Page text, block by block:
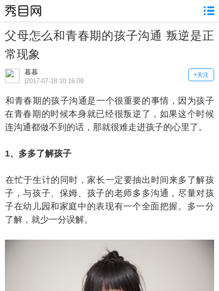
父母怎么和青春期的孩子沟通 叛逆是正
常现象
暮暮 +关注
|2017-07-18 10:16:09
春期的孩子沟通是一个很重要的事情，因为孩子
在青春期的时候本身就已经很叛逆了，如果这个时候
连沟通都做不到的话，那就很难走进孩子的心里了。
多多了解孩子
于生计的同时，家长一定要抽出时间来多了解孩
子，与孩子、保姆、孩子的老师多多沟通，尽量对孩
子在幼儿园和家庭中的表现有一个全面把握。多一分
了解，就少一分误解。